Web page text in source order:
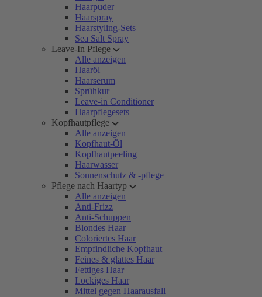
Haarpuder
Haarspray
Haarstyling-Sets
Sea Salt Spray
Leave-In Pflege
Alle anzeigen
Haaröl
Haarserum
Sprühkur
Leave-in Conditioner
Haarpflegesets
Kopfhautpflege
Alle anzeigen
Kopfhaut-Öl
Kopfhautpeeling
Haarwasser
Sonnenschutz & -pflege
Pflege nach Haartyp
Alle anzeigen
Anti-Frizz
Anti-Schuppen
Blondes Haar
Coloriertes Haar
Empfindliche Kopfhaut
Feines & glattes Haar
Fettiges Haar
Lockiges Haar
Mittel gegen Haarausfall